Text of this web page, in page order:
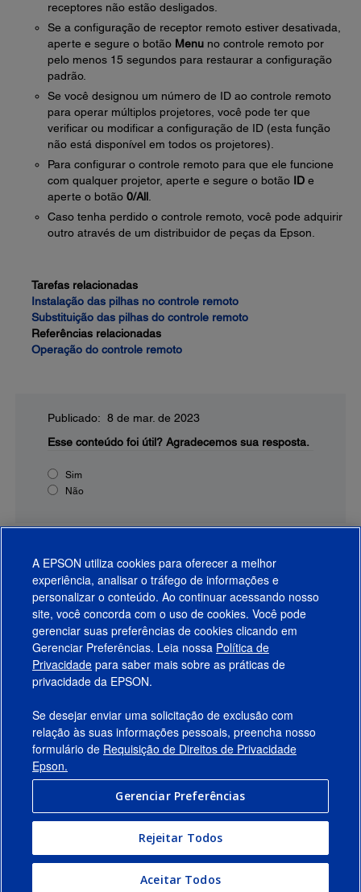
receptores não estão desligados.
Se a configuração de receptor remoto estiver desativada,
aperte e segure o botão Menu no controle remoto por
pelo menos 15 segundos para restaurar a configuração
padrão.
Se você designou um número de ID ao controle remoto
para operar múltiplos projetores, você pode ter que
verificar ou modificar a configuração de ID (esta função
não está disponível em todos os projetores).
Para configurar o controle remoto para que ele funcione
com qualquer projetor, aperte e segure o botão ID e
aperte o botão 0/All
Caso tenha perdido o controle remoto, você pode adquirir
outro através de um distribuidor de peças da Epson.
Tarefas relacionadas
Instalação das pilhas no controle remoto
Substituição das pilhas do controle remoto
Referências relacionadas
Operação do controle remoto
Publicado: 8 de mar. de 2023
Esse conteúdo foi útil? Agradecemos sua resposta.
Sim
Não
Produtos
Suporte
Links Sugeridos
Empresa
Conecte-se com a Epson
Termos de Uso
A EPSON utiliza cookies para oferecer a melhor
experiência, analisar o tráfego de informações e
personalizar o conteúdo. Ao continuar acessando nosso
site, você concorda com o uso de cookies. Você pode
gerenciar suas preferências de cookies clicando em
Gerenciar Preferências. Leia nossa Política de
Privacidade para saber mais sobre as práticas de
privacidade da EPSON.
Se desejar enviar uma solicitação de exclusão com
relação às suas informações pessoais, preencha nosso
formulário de Requisição de Direitos de Privacidade
Epson.
Gerenciar Preferências
Rejeitar Todos
Aceitar Todos